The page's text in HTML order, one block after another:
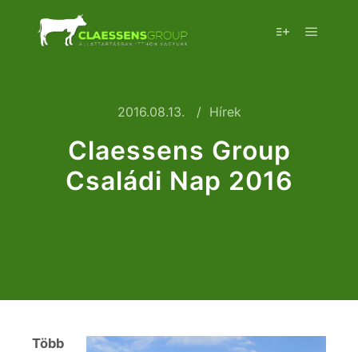
2016.08.13. Hírek
Claessens Group
Családi Nap 2016
Több